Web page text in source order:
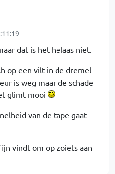
dat is het helaas niet.
op een vilt in de dremel
is weg maar de schade
glimt mooi
van de tape gaat
vindt om op zoiets aan